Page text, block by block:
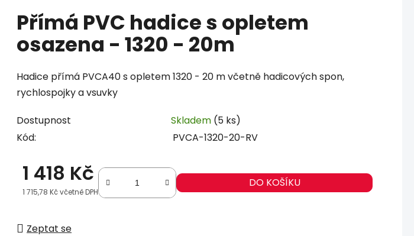
Přímá PVC hadice s opletem
osazena - 1320 - 20m
Hadice přímá PVCA40 s opletem 1320 - 20 m včetně hadicových spon,
rychlospojky a vsuvky
Dostupnost Skladem (5 ks)
Kód:
PVCA-1320-20-RV
1 418 Kč
1 715,78 Kč včetně DPH
DO KOŠÍKU
Zeptat se